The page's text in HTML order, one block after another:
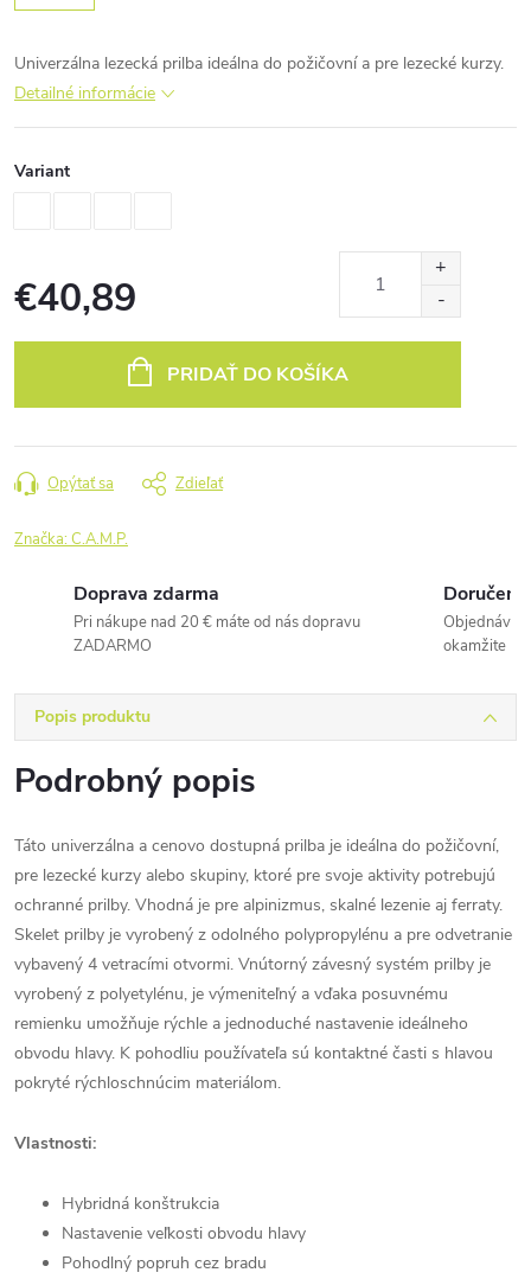
Univerzálna lezecká prilba ideálna do požičovní a pre lezecké kurzy.
Detailné informácie
Variant
€40,89
PRIDAŤ DO KOŠÍKA
Opýtať sa Zdieľať
Značka:C.A.M.P.
Doprava zdarma
Pri nákupe nad 20 € máte od nás dopravu
ZADARMO
okamžite
Popis produktu
Podrobný popis
Táto univerzálna a cenovo dostupná prilba je ideálna do požičovní,
pre lezecké kurzy alebo skupiny, ktoré pre svoje aktivity potrebujú
ochranné prilby. Vhodná je pre alpinizmus, skalné lezenie aj ferraty.
Skelet prilby je vyrobený z odolného polypropylénu a pre odvetranie
vybavený 4 vetracími otvormi. Vnútorný závesný systém prilby je
vyrobený z polyetylénu, je výmeniteľný a vďaka posuvnému
remienku umožňuje rýchle a jednoduché nastavenie ideálneho
obvodu hlavy. K pohodliu používateľa sú kontaktné časti s hlavou
pokryté rýchloschnúcim materiálom.
Vlastnosti:
Hybridná konštrukcia
Nastavenie veľkosti obvodu hlavy
Pohodlný popruh cez bradu